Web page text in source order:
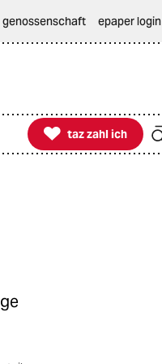
genossenschaft epaper login

taz zahl ich
taz zahl ich